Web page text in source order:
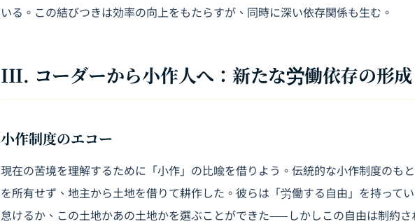
いる。この結びつきは効率の向上をもたらすが、同時に深い依存関係も生む。
III. コーダーから小作人へ：新たな労働依存の形成
小作制度のエコー
現在の苦境を理解するために「小作」の比喩を借りよう。伝統的な小作制度のも
を所有せず、地主から土地を借りて耕作した。彼らは「労働する自由」を持って
怠けるか、この土地かあの土地かを選ぶことができた——しかしこの自由は制約さ